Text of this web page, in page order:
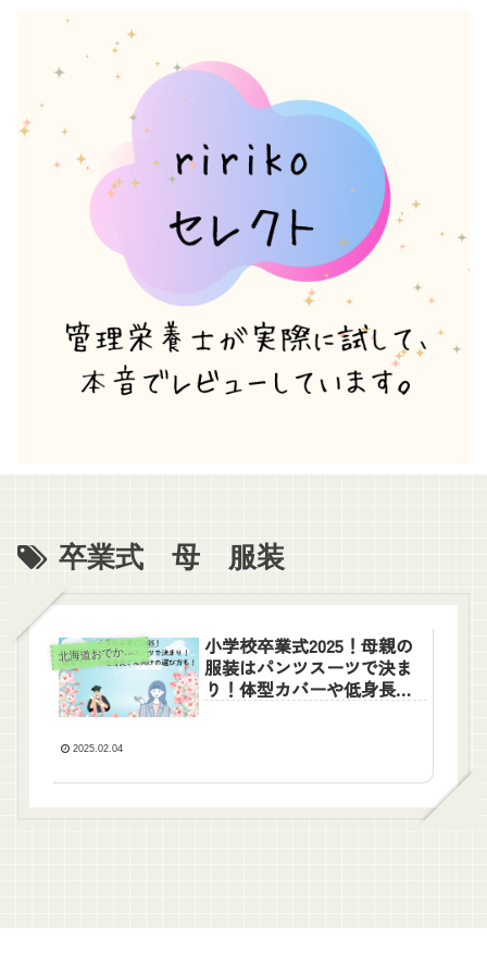
卒業式 母 服装
北
海道おでかけ情報
小学校卒業式2025！母親の
服装はパンツスーツで決ま
り！体型カバーや低身長さ
2025.02.04